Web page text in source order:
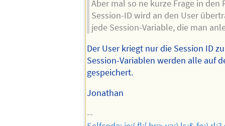
Aber mal so ne kurze Frage in den
Session-ID wird an den User
jede Session-Variable, die man
Der User kriegt nur die Session ID
Session-Variablen werden alle auf
gespeichert.
Jonathan
--